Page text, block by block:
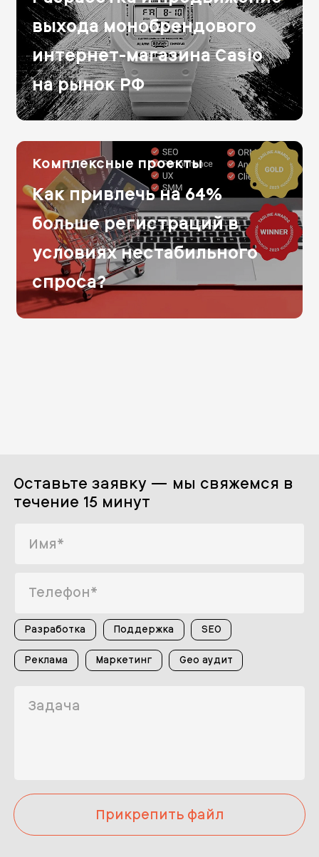
выхода монобрендового
интернет-магазина Casio
на рынок РФ
Комплексные проекты
Как привлечь на 64%
больше регистраций в
условиях нестабильного
спроса?
Оставьте заявку — мы свяжемся в
течение 15 минут
Разработка Поддержка SEO
Реклама Маркетинг Geo аудит
Прикрепить файл